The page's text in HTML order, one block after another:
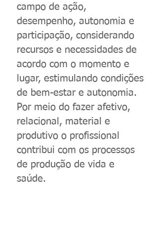
campo de ação,
desempenho, autonomia e
participação, considerando
recursos e necessidades de
acordo com o momento e
lugar, estimulando condições
de bem-estar e autonomia.
Por meio do fazer afetivo,
relacional, material e
produtivo o profissional
contribui com os processos
de produção de vida e
saúde.